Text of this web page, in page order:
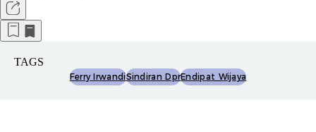
TAGS
Ferry IrwandiSindiran DprEndipat Wijaya